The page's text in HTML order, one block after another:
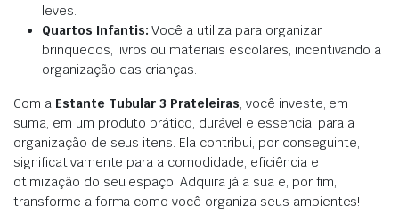
leves.
Quartos Infantis: Você a utiliza para organizar
brinquedos, livros ou materiais escolares, incentivando a
organização das crianças.
Com a Estante Tubular 3 Prateleiras , você investe, em
suma, em um produto prático, durável e essencial para a
organização de seus itens. Ela contribui, por conseguinte,
significativamente para a comodidade, eficiência e
otimização do seu espaço. Adquira já a sua e, por fim,
transforme a forma como você organiza seus ambientes!